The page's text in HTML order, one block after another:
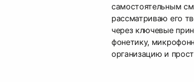
самостоятельным
рассматриваю его
через ключевые
фонетику,
организацию и